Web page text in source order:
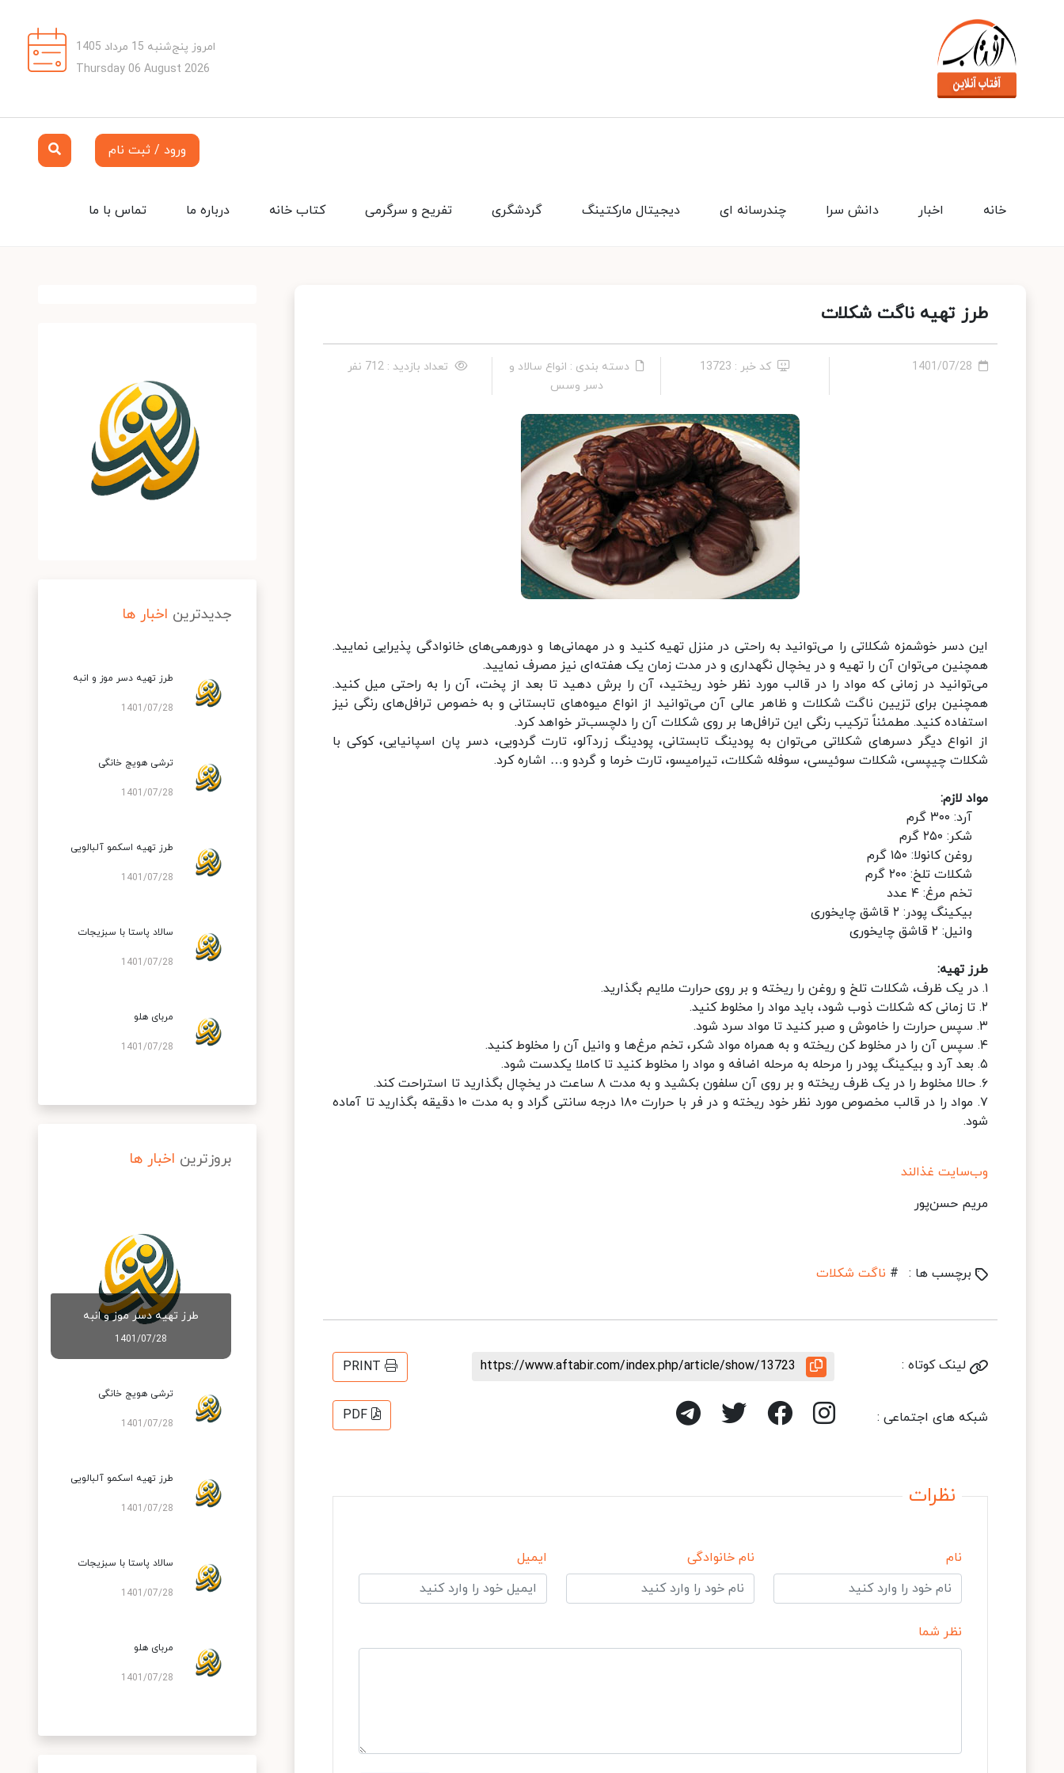
امروز پنج‌شنبه 15 مرداد 1405
Thursday 06 August 2026
ورود / ثبت نام
تماس با ما درباره ما کتاب خانه تفریح و سرگرمی گردشگری دیجیتال مارکتینگ چندرسانه ای دانش سرا اخبار خانه
طرز تهیه ناگت شکلات
1401/07/28 کد خبر : 13723
دسته بندی : انواع سالاد و
دسر وسس
تعداد بازدید : 712 نفر
این دسر خوشمزه شکلاتی را می‌توانید به راحتی در منزل تهیه کنید و در مهمانی‌ها و دورهمی‌های خانوادگی پذیرایی نمایید.
همچنین می‌توان آن را تهیه و در یخچال نگهداری و در مدت زمان یک هفته‌ای نیز مصرف نمایید.
می‌توانید در زمانی که مواد را در قالب مورد نظر خود ریختید، آن را برش دهید تا بعد از پخت، آن را به راحتی میل کنید.
همچنین برای تزیین ناگت شکلات و ظاهر عالی آن می‌توانید از انواع میوه‌های تابستانی و به خصوص ترافل‌های رنگی نیز
استفاده کنید. مطمئناً ترکیب رنگی این ترافل‌ها بر روی شکلات آن را دلچسب‌تر خواهد کرد.
از انواع دیگر دسر‌های شکلاتی می‌توان به پودینگ تابستانی، پودینگ زردآلو، تارت گردویی، دسر پان اسپانیایی، کوکی با
شکلات چیپسی، شکلات سوئیسی، سوفله شکلات، تیرامیسو، تارت خرما و گردو و… اشاره کرد.
مواد لازم:
آرد: ۳۰۰ گرم
شکر: ۲۵۰ گرم
روغن کانولا: ۱۵۰ گرم
شکلات تلخ: ۲۰۰ گرم
تخم مرغ: ۴ عدد
بیکینگ پودر: ۲ قاشق چایخوری
وانیل: ۲ قاشق چایخوری
طرز تهیه:
۱. در یک ظرف، شکلات تلخ و روغن را ریخته و بر روی حرارت ملایم بگذارید.
۲. تا زمانی که شکلات ذوب شود، باید مواد را مخلوط کنید.
۳. سپس حرارت را خاموش و صبر کنید تا مواد سرد شود.
۴. سپس آن را در مخلوط کن ریخته و به همراه مواد شکر، تخم مرغ‌ها و وانیل آن را مخلوط کنید.
۵. بعد آرد و بیکینگ پودر را مرحله به مرحله اضافه و مواد را مخلوط کنید تا کاملا یکدست شود.
۶. حالا مخلوط را در یک ظرف ریخته و بر روی آن سلفون بکشید و به مدت ۸ ساعت در یخچال بگذارید تا استراحت کند.
۷. مواد را در قالب مخصوص مورد نظر خود ریخته و در فر با حرارت ۱۸۰ درجه سانتی گراد و به مدت ۱۰ دقیقه بگذارید تا آماده
شود.
وب‌سایت غذالند
مریم حسن‌پور
برچسب ها : # ناگت شکلات
لینک کوتاه : https://www.aftabir.com/index.php/article/show/13723
PRINT
شبکه های اجتماعی : PDF
نظرات
نام نام خانوادگی ایمیل
نظر شما
جدیدترین اخبار ها
طرز تهیه دسر موز و انبه
1401/07/28
ترشی هویج خانگی
1401/07/28
طرز تهیه اسکمو آلبالویی
1401/07/28
سالاد پاستا با سبزیجات
1401/07/28
مربای هلو
1401/07/28
بروزترین اخبار ها
طرز تهیه دسر موز و انبه
1401/07/28
ترشی هویج خانگی
1401/07/28
طرز تهیه اسکمو آلبالویی
1401/07/28
سالاد پاستا با سبزیجات
1401/07/28
مربای هلو
1401/07/28